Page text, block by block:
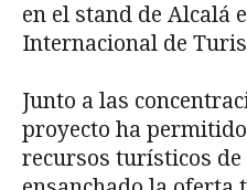
en el stand de Alcalá
Internacional de
Junto a las
proyecto ha
recursos turísticos de